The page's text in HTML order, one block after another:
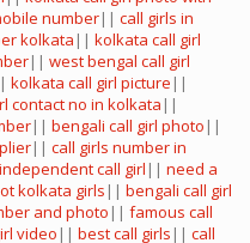
number|| call girls in
kolkata || kolkata call girl
|| west bengal call girl
kolkata call girl picture ||
contact no in kolkata ||
|| bengali call girl photo ||
|| call girls number in
call girl || need a
kolkata girls || bengali call girl
and photo || famous call
video || best call girls || call